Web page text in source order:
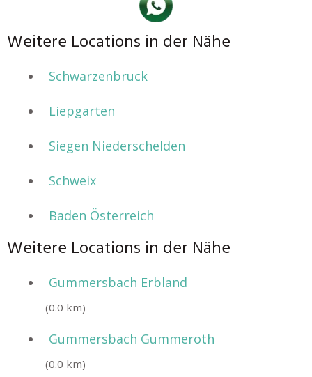
Weitere Locations in der Nähe
Schwarzenbruck
Liepgarten
Siegen Niederschelden
Schweix
Baden Österreich
Weitere Locations in der Nähe
Gummersbach Erbland
(0.0 km)
Gummersbach Gummeroth
(0.0 km)